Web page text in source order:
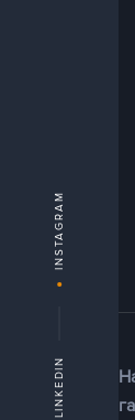
LINKEDIN
INSTAGRAM